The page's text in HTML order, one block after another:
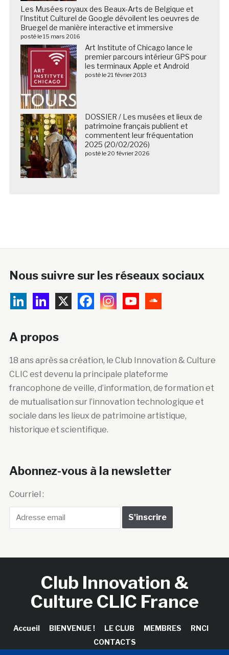
Les Musées royaux des Beaux-Arts de Belgique et
l’Institut Culturel de Google dévoilent les oeuvres de
Bruegel de manière interactive et immersive
posté le 15 mars 2016
Art Institute of Chicago lance le
premier parcours intérieur GPS pour
les terminaux Apple et Android
posté le 21 février 2013
DOSSIER / Les musées et lieux de
patrimoine français publient et
commentent leur fréquentation
2025 (20/02/2026)
posté le 20 février 2026
Nous suivre sur les réseaux sociaux
A propos
18 ans après sa création, le Club Innovation & Culture
CLIC est devenu la principale plateforme
francophone de veille, d’information, de formation et
de mutualisation sur l’innovation technologique et
sociale dans les lieux de patrimoine artistique,
historique et scientifique.
Abonnez-vous à la newsletter
Courriel :
Club Innovation &
Culture CLIC France
Accueil BIENVENUE ! LE CLUB MEMBRES
RNCI
CONTACTS